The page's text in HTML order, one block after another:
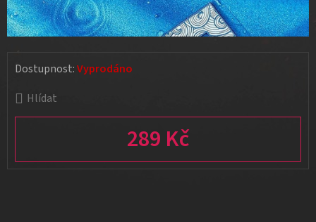
Hlídat
289 Kč
Měrná cena:
Dostupnost:Vyprodáno